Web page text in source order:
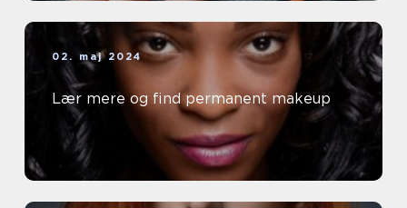
02. maj 2024
Lær mere og find permanent makeup